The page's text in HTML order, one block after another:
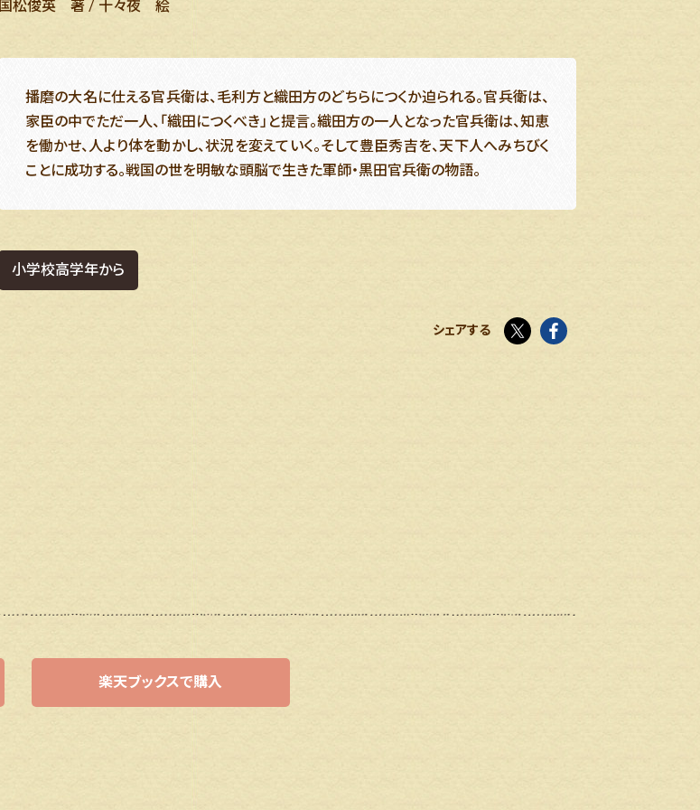
国松俊英 著 / 十々夜 絵
播磨の大名に仕える官兵衛は、毛利方と織田方のどちらにつくか迫られる。官兵衛は、
家臣の中でただ一人、「織田につくべき」と提言。織田方の一人となった官兵衛は、知恵
を働かせ、人より体を動かし、状況を変えていく。そして豊臣秀吉を、天下人へみちびく
ことに成功する。戦国の世を明敏な頭脳で生きた軍師・黒田官兵衛の物語。
小学校高学年から
シェアする X facebook
楽天ブックスで購入